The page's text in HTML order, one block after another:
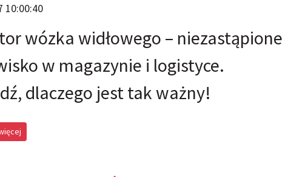
10:00:40
wózka widłowego – niezastąpione
w magazynie i logistyce.
dlaczego jest tak ważny!